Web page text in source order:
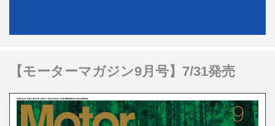
【モーターマガジン9月号】7/31発売